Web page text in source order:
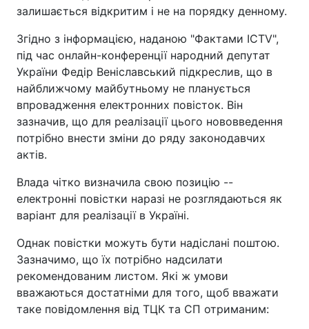
залишається відкритим і не на порядку денному.
Згідно з інформацією, наданою "Фактами ICTV",
під час онлайн-конференції народний депутат
України Федір Веніславський підкреслив, що в
найближчому майбутньому не планується
впровадження електронних повісток. Він
зазначив, що для реалізації цього нововведення
потрібно внести зміни до ряду законодавчих
актів.
Влада чітко визначила свою позицію --
електронні повістки наразі не розглядаються як
варіант для реалізації в Україні.
Однак повістки можуть бути надіслані поштою.
Зазначимо, що їх потрібно надсилати
рекомендованим листом. Які ж умови
вважаються достатніми для того, щоб вважати
таке повідомлення від ТЦК та СП отриманим: